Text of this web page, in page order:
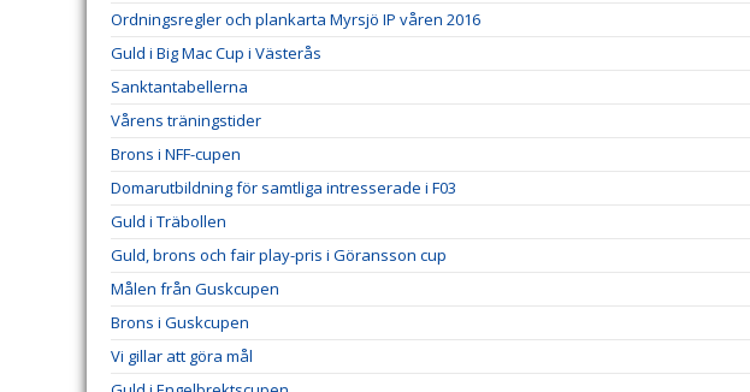
Ordningsregler och plankarta Myrsjö IP våren 2016
Guld i Big Mac Cup i Västerås
Sanktantabellerna
Vårens träningstider
Brons i NFF-cupen
Domarutbildning för samtliga intresserade i F03
Guld i Träbollen
Guld, brons och fair play-pris i Göransson cup
Målen från Guskcupen
Brons i Guskcupen
Vi gillar att göra mål